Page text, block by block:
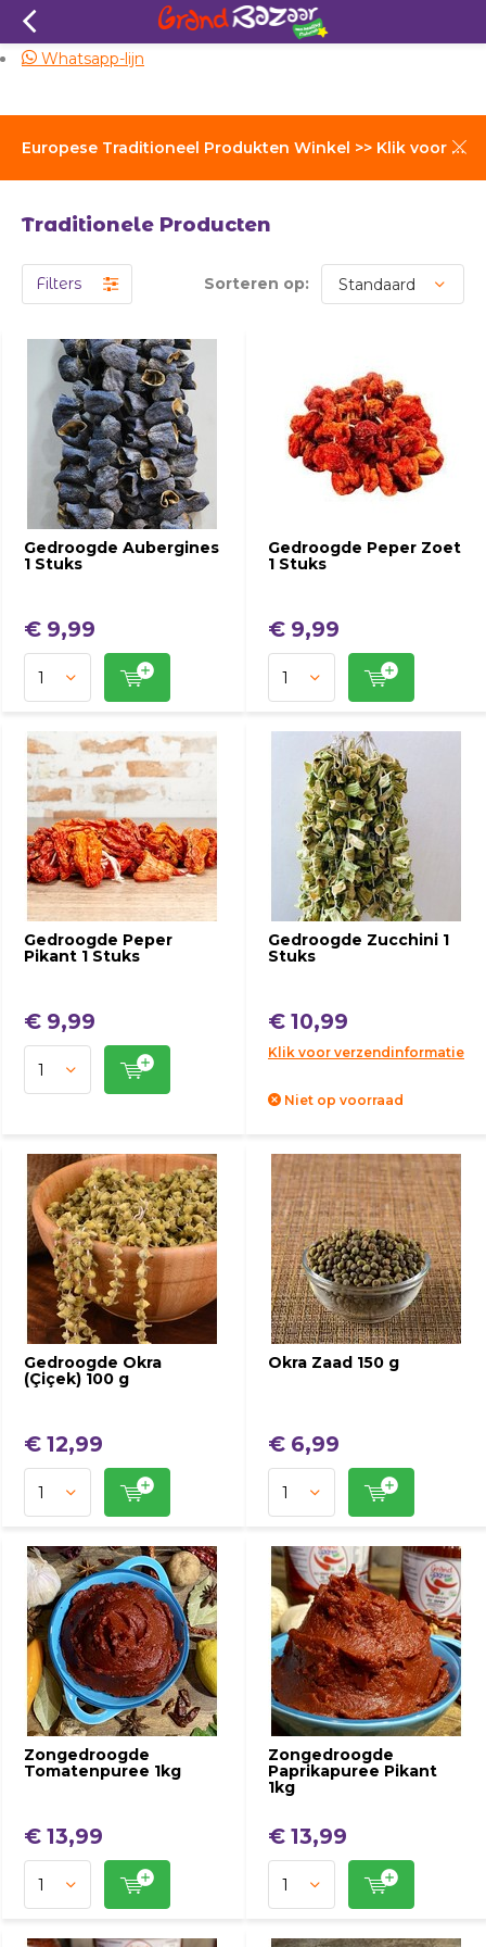
Europese Traditioneel Produkten Winkel >> Klik voor Verzendkosten
Zelfde dag verzending
Whatsapp-lijn
Traditionele Producten
Filters Sorteren op:
Gedroogde Aubergines
1 Stuks
€ 9,99
Gedroogde Peper Zoet
1 Stuks
€ 9,99
Gedroogde Peper
Pikant 1 Stuks
€ 9,99
Gedroogde Zucchini 1
Stuks
€ 10,99
Klik voor verzendinformatie
Niet op voorraad
Gedroogde Okra
(Çiçek) 100 g
€ 12,99
Okra Zaad 150 g
€ 6,99
Zongedroogde
Tomatenpuree 1kg
€ 13,99
Zongedroogde
Paprikapuree Pikant
1kg
€ 13,99